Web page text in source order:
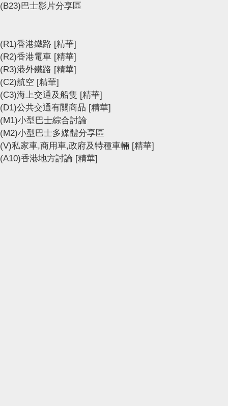
(B23)巴士影片分享區
(R1)香港鐵路 [精華]
(R2)香港電車 [精華]
(R3)港外鐵路 [精華]
(C2)航空 [精華]
(C3)海上交通及船隻 [精華]
(D1)公共交通有關商品 [精華]
(M1)小型巴士綜合討論
(M2)小型巴士多媒體分享區
(V)私家車,商用車,政府及特種車輛 [精華]
(A10)香港地方討論 [精華]